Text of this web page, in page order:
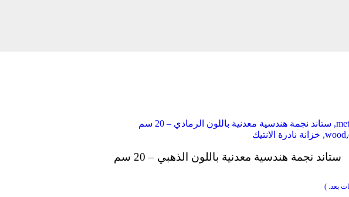
ستاند نجمة هندسية معدنية باللون الرمادي – 20 سم
خزانة نادرة الانتيك
ستاند نجمة هندسية معدنية باللون الذهبي – 20 سم
بعد. )